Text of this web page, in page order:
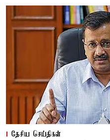
தேசிய செய்திகள்